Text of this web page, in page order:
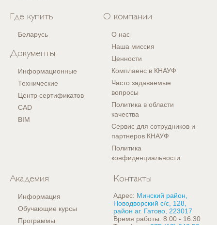
Где купить
Беларусь
Документы
Информационные
Технические
Центр сертификатов
CAD
BIM
О компании
О нас
Наша миссия
Ценности
Комплаенс в КНАУФ
Часто задаваемые
вопросы
Политика в области
качества
Сервис для сотрудников и
партнеров КНАУФ
Политика
конфиденциальности
Академия
Информация
Обучающие курсы
Программы
Контакты
Адрес: Минский район,
Новодворский с/с, 128,
район аг. Гатово, 223017
Время работы: 8:00 - 16:30